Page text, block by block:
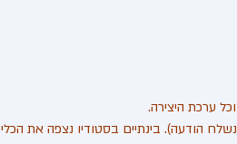
היצירה ובאים לאסוף אחרי מקסימום 6 שבועות (נשלח הודעה). בינתיים בסטודיו נצפה את הכלי